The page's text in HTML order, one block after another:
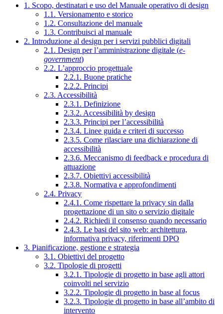
1. Scopo, destinatari e uso del Manuale operativo di design
1.1. Versionamento e storico
1.2. Consultazione del manuale
1.3. Contribuisci al manuale
2. Introduzione al design per i servizi pubblici digitali
2.1. Design per l’amministrazione digitale (e-
government)
2.2. L’approccio progettuale
2.2.1. Buone pratiche
2.2.2. Principi
2.3. Accessibilità
2.3.1. Definizione
2.3.2. Accessibilità by design
2.3.3. Principi per l’accessibilità
2.3.4. Linee guida e criteri di successo
2.3.5. Come rilasciare una dichiarazione di
accessibilità
2.3.6. Meccanismo di feedback e procedura di
attuazione
2.3.7. Obiettivi accessibilità
2.3.8. Normativa e approfondimenti
2.4. Privacy
2.4.1. Come rispettare la privacy sin dalla
progettazione di un sito o servizio digitale
2.4.2. Richiedi il consenso quando necessario
2.4.3. Le basi del sito web: architettura,
informativa privacy, riferimenti DPO
3. Pianificazione, gestione e strategia
3.1. Obiettivi del progetto
3.2. Tipologie di progetti
3.2.1. Tipologie di progetto in base agli attori
coinvolti nel servizio
3.2.2. Tipologie di progetto in base al focus
3.2.3. Tipologie di progetto in base all’ambito di
intervento